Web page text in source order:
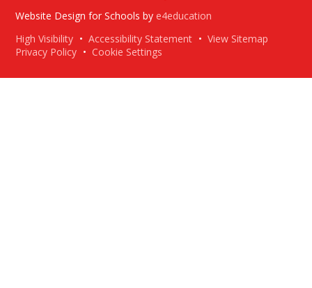
Website Design for Schools by e4education
High Visibility • Accessibility Statement • View Sitemap
Privacy Policy • Cookie Settings